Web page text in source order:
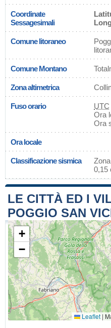
Coordinate
Sessagesimali
Comune litoraneo
Comune Montano
Zona altimetrica
Fuso orario UTC
Ora
Ora
Ora locale
Classificazione sismica
0,15
LE CITTÀ ED I
POGGIO SAN
+
−
Leaflet |